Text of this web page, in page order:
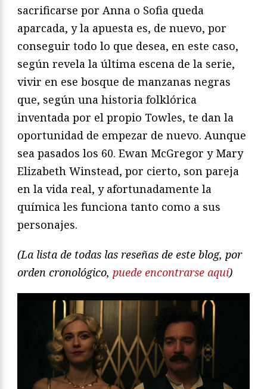
sacrificarse por Anna o Sofia queda
aparcada, y la apuesta es, de nuevo, por
conseguir todo lo que desea, en este caso,
según revela la última escena de la serie,
vivir en ese bosque de manzanas negras
que, según una historia folklórica
inventada por el propio Towles, te dan la
oportunidad de empezar de nuevo. Aunque
sea pasados los 60. Ewan McGregor y Mary
Elizabeth Winstead, por cierto, son pareja
en la vida real, y afortunadamente la
química les funciona tanto como a sus
personajes.
(La lista de todas las reseñas de este blog, por
orden cronológico, puede encontrarse aquí)